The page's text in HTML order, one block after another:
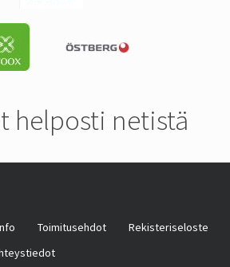
helposti netistä
Toimitusehdot
Rekisteriseloste